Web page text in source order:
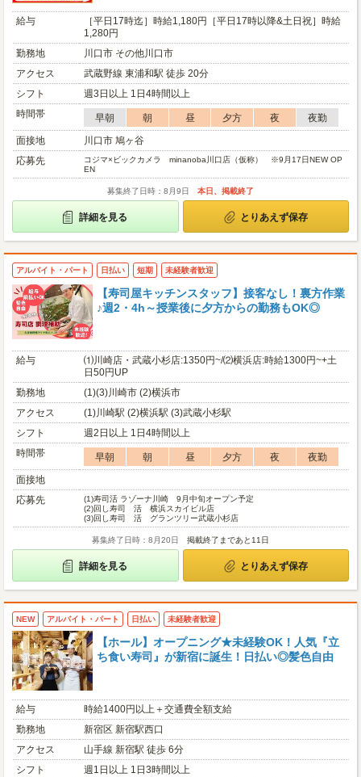
給与
［平日17時迄］時給1,180円［平日17時以降&土日祝］時給
1,280円
勤務地
川口市 その他川口市
アクセス
武蔵野線 東浦和駅 徒歩 20分
シフト
週3日以上 1日4時間以上
時間帯
早朝 朝 昼 夕方 夜
夜勤
面接地
川口市 鳩ヶ谷
応募先
コジマ×ビックカメラ minanoba川口店（仮称） ※9月17日NEW OP
EN
募集終了日時：8月9日 本日、掲載終了
詳細を見る とりあえず保存
アルバイト・パート 日払い 短期 未経験者歓迎
【寿司屋キッチンスタッフ】接客なし！裏方作業
♪週2・4h～授業後に夕方からの勤務もOK◎
給与
⑴川崎店・武蔵小杉店:1350円~/⑵横浜店:時給1300円~+土
日50円UP
勤務地
(1)(3)川崎市 (2)横浜市
アクセス
(1)川崎駅 (2)横浜駅 (3)武蔵小杉駅
シフト
週2日以上 1日4時間以上
時間帯
早朝 朝 昼 夕方 夜
夜勤
面接地
応募先
(1)寿司活 ラゾーナ川崎 9月中旬オープン予定
(2)回し寿司 活 横浜スカイビル店
(3)回し寿司 活 グランツリー武蔵小杉店
募集終了日時：8月20日 掲載終了まであと11日
詳細を見る とりあえず保存
NEW アルバイト・パート 日払い 未経験者歓迎
【ホール】オープニング★未経験OK！人気『立
ち食い寿司』が新宿に誕生！日払い◎髪色自由
給与
時給1400円以上＋交通費全額支給
勤務地
新宿区 新宿駅西口
アクセス
山手線 新宿駅 徒歩 6分
シフト
週1日以上 1日3時間以上